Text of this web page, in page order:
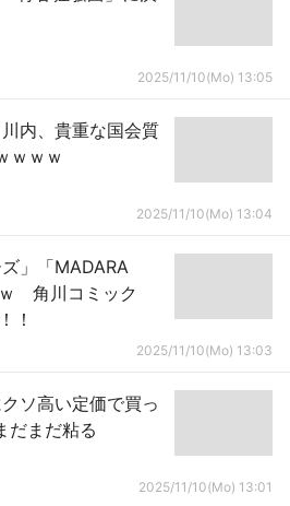
2025/11/10(Mo) 13:05
川内、貴重な国会質
ｗｗｗ
2025/11/10(Mo) 13:04
」「MADARA
角川コミック
！
2025/11/10(Mo) 13:03
ソ高い定価で買っ
だまだ粘る
2025/11/10(Mo) 13:01